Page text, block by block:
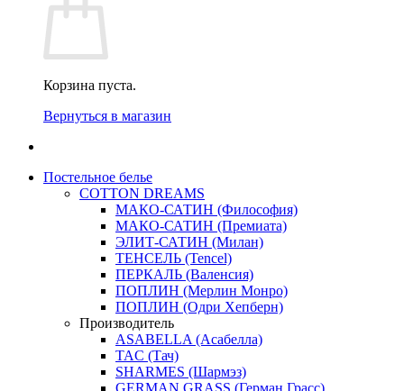
Корзина пуста.
Вернуться в магазин
Постельное белье
COTTON DREAMS
МАКО-САТИН (Философия)
МАКО-САТИН (Премиата)
ЭЛИТ-САТИН (Милан)
ТЕНСЕЛЬ (Tencel)
ПЕРКАЛЬ (Валенсия)
ПОПЛИН (Мерлин Монро)
ПОПЛИН (Одри Хепберн)
Производитель
ASABELLA (Асабелла)
TAC (Тач)
SHARMES (Шармэз)
GERMAN GRASS (Герман Грасс)